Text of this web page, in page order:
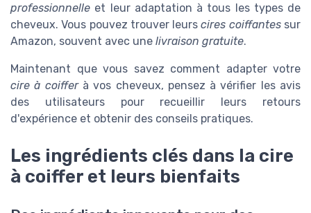
professionnelle et leur adaptation à tous les types de
cheveux. Vous pouvez trouver leurscires coiffantessur
Amazon, souvent avec une livraison gratuite.
Maintenant que vous savez comment adapter votre
cire à coifferà vos cheveux, pensez à vérifier les avis
des utilisateurs pour recueillir leurs retours
d'expérience et obtenir des conseils pratiques.
Les ingrédients clés dans la cire
à coiffer et leurs bienfaits